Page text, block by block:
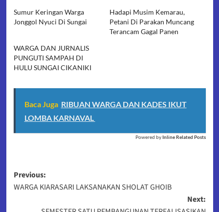
Sumur Keringan Warga
Jonggol Nyuci Di Sungai
Hadapi Musim Kemarau,
Petani Di Parakan Muncang
Terancam Gagal Panen
WARGA DAN JURNALIS
PUNGUTI SAMPAH DI
HULU SUNGAI CIKANIKI
Baca Juga RIBUAN WARGA DAN KADES IKUT
LOMBA KARNAVAL
Powered by Inline Related Posts
Post
navigation
Previous:
WARGA KIARASARI LAKSANAKAN SHOLAT GHOIB
Next: